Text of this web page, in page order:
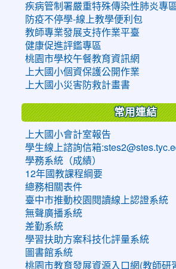
疾病管制署嚴重特殊傳染性肺炎專區
防疫不停學-線上教學便利包
教師專業發展支持作業平臺
健康促進評鑑專區
桃園市學校午餐教育資訊網
上大國小個資保護公開作業
上大國小災害防救計畫書
常用連結
上大國小會計室報告
學生線上諮詢信箱
學務系統（成績）
12年國教課程綱要
總務相關表件
臺中市推動校園閱讀線上認證系統
無聲廣播系統
差勤系統
學習扶助方案科技化評量系統
圖書館系統
桃園市教育發展資源入口網(教師研